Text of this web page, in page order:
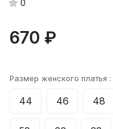
0
670 ₽
Размер женского платья :
44 46 48